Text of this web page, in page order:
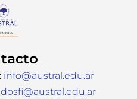
y Condiciones
ASOCIACION CIVIL DE
ACES. Todos los derechos